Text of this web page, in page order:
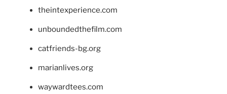
theintexperience.com
unboundedthefilm.com
catfriends-bg.org
marianlives.org
waywardtees.com